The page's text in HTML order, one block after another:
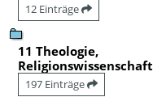
12 Einträge
11 Theologie,
Religionswissenschaft
197 Einträge